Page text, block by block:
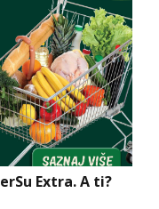
Extra. A ti?